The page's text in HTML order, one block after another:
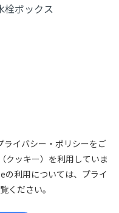
栓ボックス
ライバシー・ポリシーをご
クッキー）を利用していま
利用については、プライ
ください。